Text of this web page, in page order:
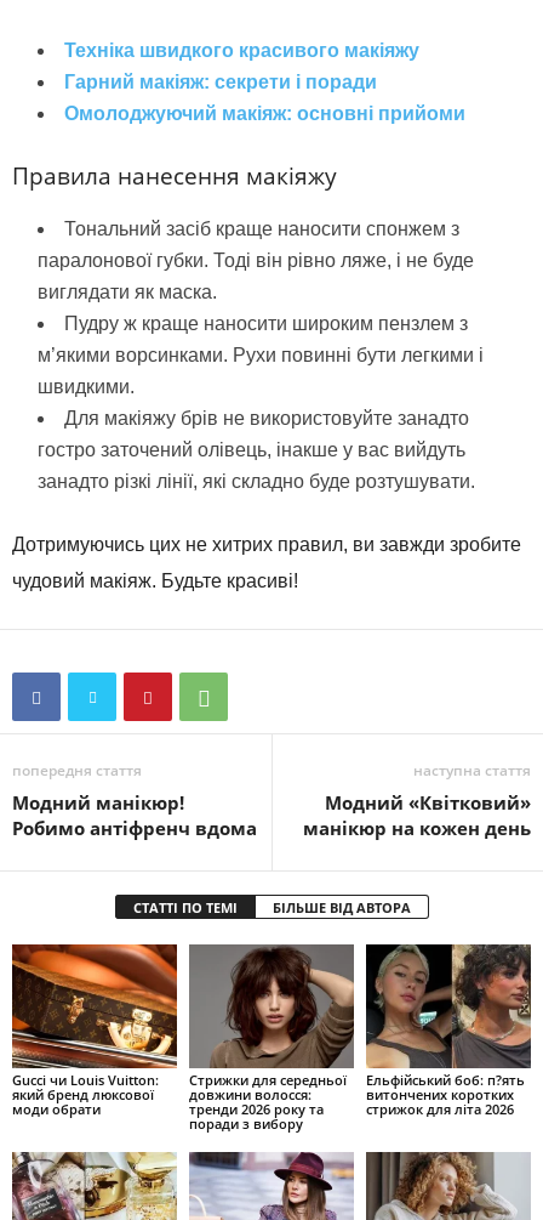
Техніка швидкого красивого макіяжу
Гарний макіяж: секрети і поради
Омолоджуючий макіяж: основні прийоми
Правила нанесення макіяжу
Тональний засіб краще наносити спонжем з
паралонової губки. Тоді він рівно ляже, і не буде
виглядати як маска.
Пудру ж краще наносити широким пензлем з
м’якими ворсинками. Рухи повинні бути легкими і
швидкими.
Для макіяжу брів не використовуйте занадто
гостро заточений олівець, інакше у вас вийдуть
занадто різкі лінії, які складно буде розтушувати.
Дотримуючись цих не хитрих правил, ви завжди зробите
чудовий макіяж. Будьте красиві!
попередня стаття
Модний манікюр!
Робимо антіфренч вдома
наступна стаття
Модний «Квітковий»
манікюр на кожен день
СТАТТІ ПО ТЕМІ БІЛЬШЕ ВІД АВТОРА
Gucci чи Louis Vuitton:
який бренд люксової
моди обрати
Стрижки для середньої
довжини волосся:
тренди 2026 року та
поради з вибору
Ельфійський боб: п?ять
витончених коротких
стрижок для літа 2026